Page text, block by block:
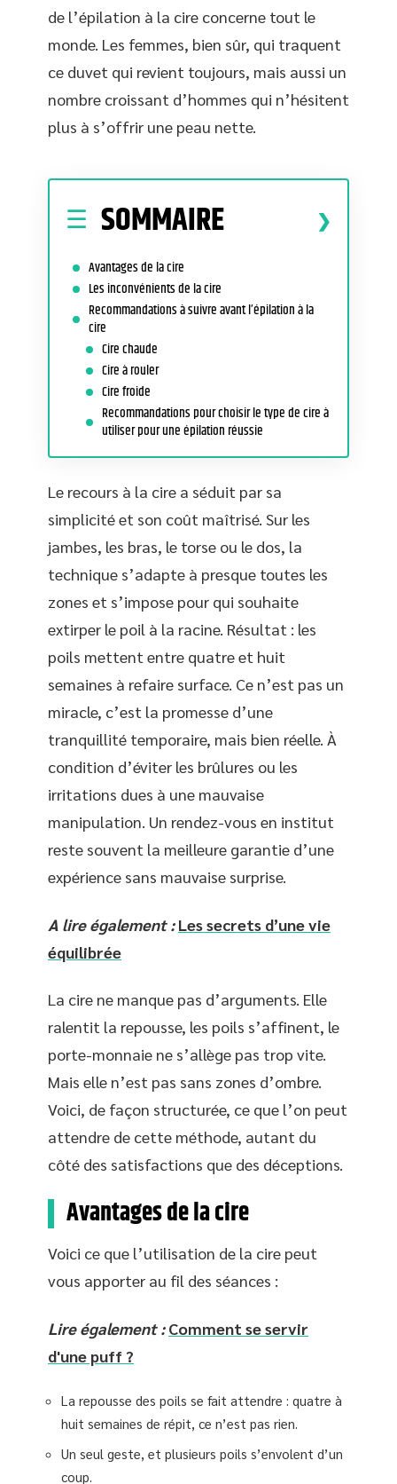
de l’épilation à la cire concerne tout le
monde. Les femmes, bien sûr, qui traquent
ce duvet qui revient toujours, mais aussi un
nombre croissant d’hommes qui n’hésitent
plus à s’offrir une peau nette.
SOMMAIRE
Avantages de la cire
Les inconvénients de la cire
Recommandations à suivre avant l’épilation à la
cire
Cire chaude
Cire à rouler
Cire froide
Recommandations pour choisir le type de cire à
utiliser pour une épilation réussie
Le recours à la cire a séduit par sa
simplicité et son coût maîtrisé. Sur les
jambes, les bras, le torse ou le dos, la
technique s’adapte à presque toutes les
zones et s’impose pour qui souhaite
extirper le poil à la racine. Résultat : les
poils mettent entre quatre et huit
semaines à refaire surface. Ce n’est pas un
miracle, c’est la promesse d’une
tranquillité temporaire, mais bien réelle. À
condition d’éviter les brûlures ou les
irritations dues à une mauvaise
manipulation. Un rendez-vous en institut
reste souvent la meilleure garantie d’une
expérience sans mauvaise surprise.
A lire également : Les secrets d’une vie
équilibrée
La cire ne manque pas d’arguments. Elle
ralentit la repousse, les poils s’affinent, le
porte-monnaie ne s’allège pas trop vite.
Mais elle n’est pas sans zones d’ombre.
Voici, de façon structurée, ce que l’on peut
attendre de cette méthode, autant du
côté des satisfactions que des déceptions.
Avantages de la cire
Voici ce que l’utilisation de la cire peut
vous apporter au fil des séances :
Lire également : Comment se servir
d'une puff ?
La repousse des poils se fait attendre : quatre à
huit semaines de répit, ce n’est pas rien.
Un seul geste, et plusieurs poils s’envolent d’un
coup.